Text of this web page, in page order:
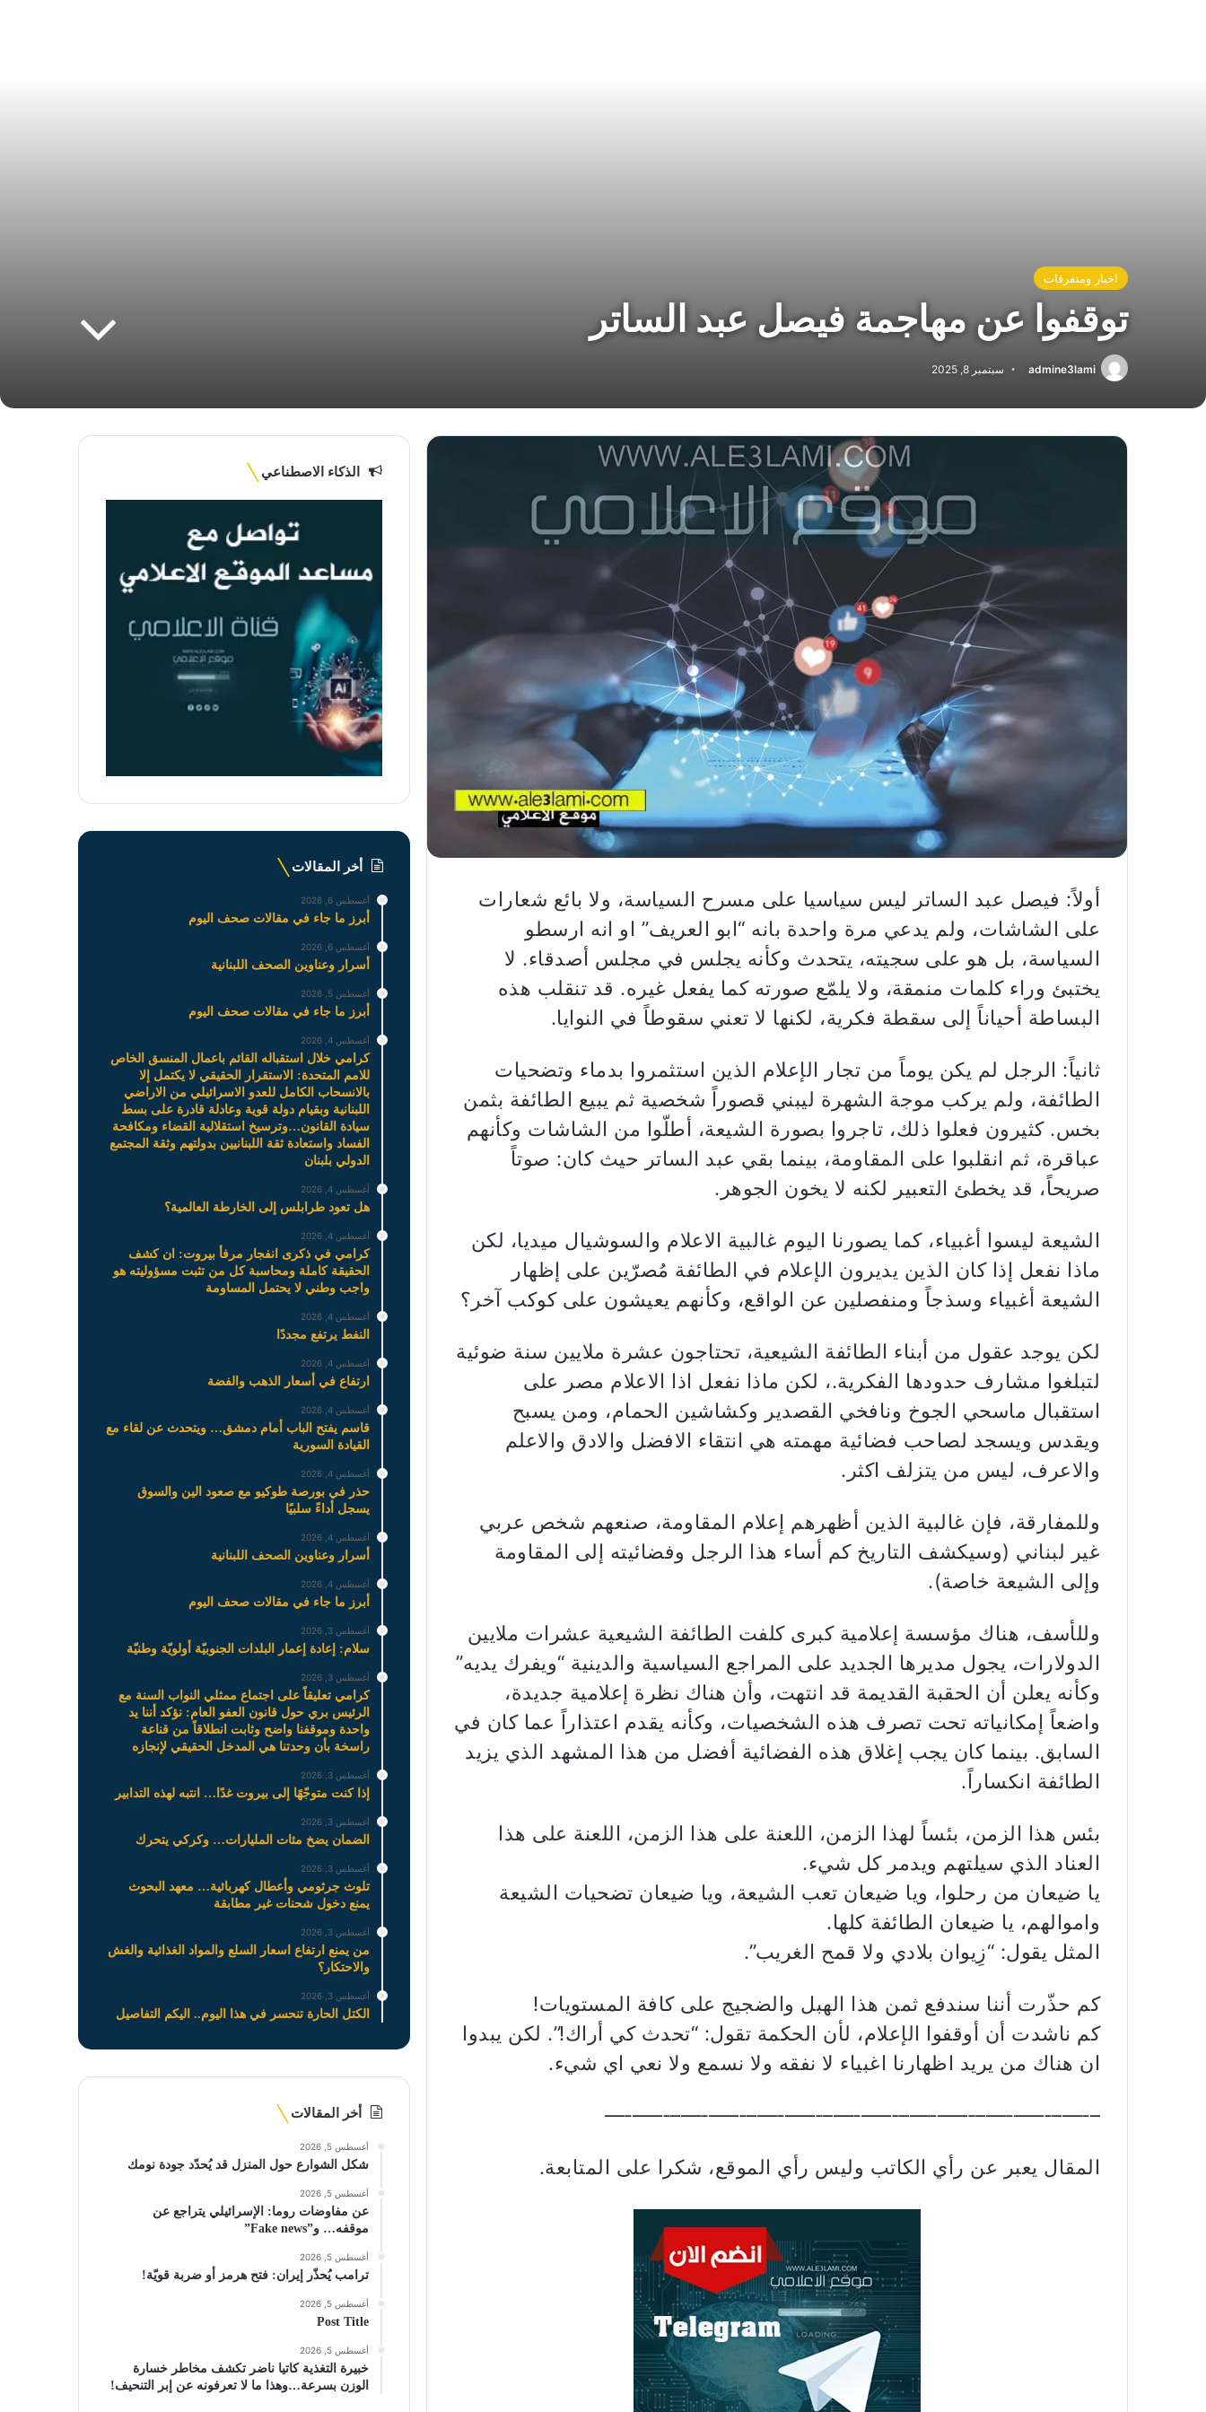
اخبار ومتفرقات
توقفوا عن مهاجمة فيصل عبد الساتر
admine3lami سبتمبر 8, 2025
أولاً: فيصل عبد الساتر ليس سياسيا على مسرح السياسة، ولا بائع شعارات
على الشاشات، ولم يدعي مرة واحدة بانه “ابو العريف” او انه ارسطو
السياسة، بل هو على سجيته، يتحدث وكأنه يجلس في مجلس أصدقاء. لا
يختبئ وراء كلمات منمقة، ولا يلمّع صورته كما يفعل غيره. قد تنقلب هذه
البساطة أحياناً إلى سقطة فكرية، لكنها لا تعني سقوطاً في النوايا.
ثانياً: الرجل لم يكن يوماً من تجار الإعلام الذين استثمروا بدماء وتضحيات
الطائفة، ولم يركب موجة الشهرة ليبني قصوراً شخصية ثم يبيع الطائفة بثمن
بخس. كثيرون فعلوا ذلك، تاجروا بصورة الشيعة، أطلّوا من الشاشات وكأنهم
عباقرة، ثم انقلبوا على المقاومة، بينما بقي عبد الساتر حيث كان: صوتاً
صريحاً، قد يخطئ التعبير لكنه لا يخون الجوهر.
الشيعة ليسوا أغبياء، كما يصورنا اليوم غالبية الاعلام والسوشيال ميديا، لكن
ماذا نفعل إذا كان الذين يديرون الإعلام في الطائفة مُصرّين على إظهار
الشيعة أغبياء وسذجاً ومنفصلين عن الواقع، وكأنهم يعيشون على كوكب آخر؟
لكن يوجد عقول من أبناء الطائفة الشيعية، تحتاجون عشرة ملايين سنة ضوئية
لتبلغوا مشارف حدودها الفكرية.، لكن ماذا نفعل اذا الاعلام مصر على
استقبال ماسحي الجوخ ونافخي القصدير وكشاشين الحمام، ومن يسبح
ويقدس ويسجد لصاحب فضائية مهمته هي انتقاء الافضل والادق والاعلم
والاعرف، ليس من يتزلف اكثر.
وللمفارقة، فإن غالبية الذين أظهرهم إعلام المقاومة، صنعهم شخص عربي
غير لبناني (وسيكشف التاريخ كم أساء هذا الرجل وفضائيته إلى المقاومة
وإلى الشيعة خاصة).
وللأسف، هناك مؤسسة إعلامية كبرى كلفت الطائفة الشيعية عشرات ملايين
الدولارات، يجول مديرها الجديد على المراجع السياسية والدينية “ويفرك يديه”
وكأنه يعلن أن الحقبة القديمة قد انتهت، وأن هناك نظرة إعلامية جديدة،
واضعاً إمكانياته تحت تصرف هذه الشخصيات، وكأنه يقدم اعتذاراً عما كان في
السابق. بينما كان يجب إغلاق هذه الفضائية أفضل من هذا المشهد الذي يزيد
الطائفة انكساراً.
بئس هذا الزمن، بئساً لهذا الزمن، اللعنة على هذا الزمن، اللعنة على هذا
العناد الذي سيلتهم ويدمر كل شيء.
يا ضيعان من رحلوا، ويا ضيعان تعب الشيعة، ويا ضيعان تضحيات الشيعة
واموالهم، يا ضيعان الطائفة كلها.
المثل يقول: “زِيوان بلادي ولا قمح الغريب”.
كم حذّرت أننا سندفع ثمن هذا الهبل والضجيج على كافة المستويات!
كم ناشدت أن أوقفوا الإعلام، لأن الحكمة تقول: “تحدث كي أراك!”. لكن يبدوا
ان هناك من يريد اظهارنا اغبياء لا نفقه ولا نسمع ولا نعي اي شيء.
–‐—–‐—–‐—–‐—–‐—–‐—–‐—–‐—–‐—–‐—–‐—–‐—–‐—
المقال يعبر عن رأي الكاتب وليس رأي الموقع، شكرا على المتابعة.
الذكاء الاصطناعي
أخر المقالات
أغسطس 6, 2026
أبرز ما جاء في مقالات صحف اليوم
أغسطس 6, 2026
أسرار وعناوين الصحف اللبنانية
أغسطس 5, 2026
أبرز ما جاء في مقالات صحف اليوم
أغسطس 4, 2026
كرامي خلال استقباله القائم باعمال المنسق الخاص
للامم المتحدة: الاستقرار الحقيقي لا يكتمل إلا
بالانسحاب الكامل للعدو الاسرائيلي من الاراضي
اللبنانية وبقيام دولة قوية وعادلة قادرة على بسط
سيادة القانون…وترسيخ استقلالية القضاء ومكافحة
الفساد واستعادة ثقة اللبنانيين بدولتهم وثقة المجتمع
الدولي بلبنان
أغسطس 4, 2026
هل تعود طرابلس إلى الخارطة العالمية؟
أغسطس 4, 2026
كرامي في ذكرى انفجار مرفأ بيروت: ان كشف
الحقيقة كاملة ومحاسبة كل من تثبت مسؤوليته هو
واجب وطني لا يحتمل المساومة
أغسطس 4, 2026
النفط يرتفع مجددًا
أغسطس 4, 2026
ارتفاع في أسعار الذهب والفضة
أغسطس 4, 2026
قاسم يفتح الباب أمام دمشق… ويتحدث عن لقاء مع
القيادة السورية
أغسطس 4, 2026
حذر في بورصة طوكيو مع صعود الين والسوق
يسجل أداءً سلبيًا
أغسطس 4, 2026
أسرار وعناوين الصحف اللبنانية
أغسطس 4, 2026
أبرز ما جاء في مقالات صحف اليوم
أغسطس 3, 2026
سلام: إعادة إعمار البلدات الجنوبيّة أولويّة وطنيّة
أغسطس 3, 2026
كرامي تعليقاً على اجتماع ممثلي النواب السنة مع
الرئيس بري حول قانون العفو العام: نؤكد أننا يد
واحدة وموقفنا واضح وثابت انطلاقاً من قناعة
راسخة بأن وحدتنا هي المدخل الحقيقي لإنجازه
أغسطس 3, 2026
إذا كنت متوجّهًا إلى بيروت غدًا… انتبه لهذه التدابير
أغسطس 3, 2026
الضمان يضخ مئات المليارات… وكركي يتحرك
أغسطس 3, 2026
تلوث جرثومي وأعطال كهربائية… معهد البحوث
يمنع دخول شحنات غير مطابقة
أغسطس 3, 2026
من يمنع ارتفاع اسعار السلع والمواد الغذائية والغش
والاحتكار؟
أغسطس 3, 2026
الكتل الحارة تنحسر في هذا اليوم.. اليكم التفاصيل
أخر المقالات
أغسطس 5, 2026
شكل الشوارع حول المنزل قد يُحدّد جودة نومك
أغسطس 5, 2026
عن مفاوضات روما: الإسرائيلي يتراجع عن
موقفه… و”Fake news”
أغسطس 5, 2026
ترامب يُحذّر إيران: فتح هرمز أو ضربة قويّة!
أغسطس 5, 2026
Post Title
أغسطس 5, 2026
خبيرة التغذية كاتيا ناضر تكشف مخاطر خسارة
الوزن بسرعة…وهذا ما لا تعرفونه عن إبر التنحيف!